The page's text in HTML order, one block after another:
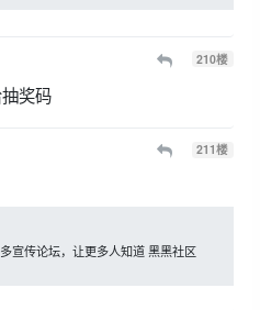
210楼
奖码
211楼
宣传论坛，让更多人知道 黑黑社区